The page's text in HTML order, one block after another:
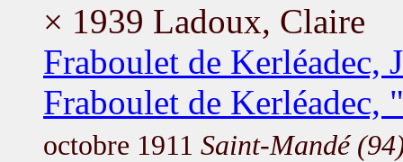
× 1939 Ladoux, Claire
Fraboulet de Kerléadec,
Fraboulet de Kerléadec,
octobre 1911 Saint-Mandé